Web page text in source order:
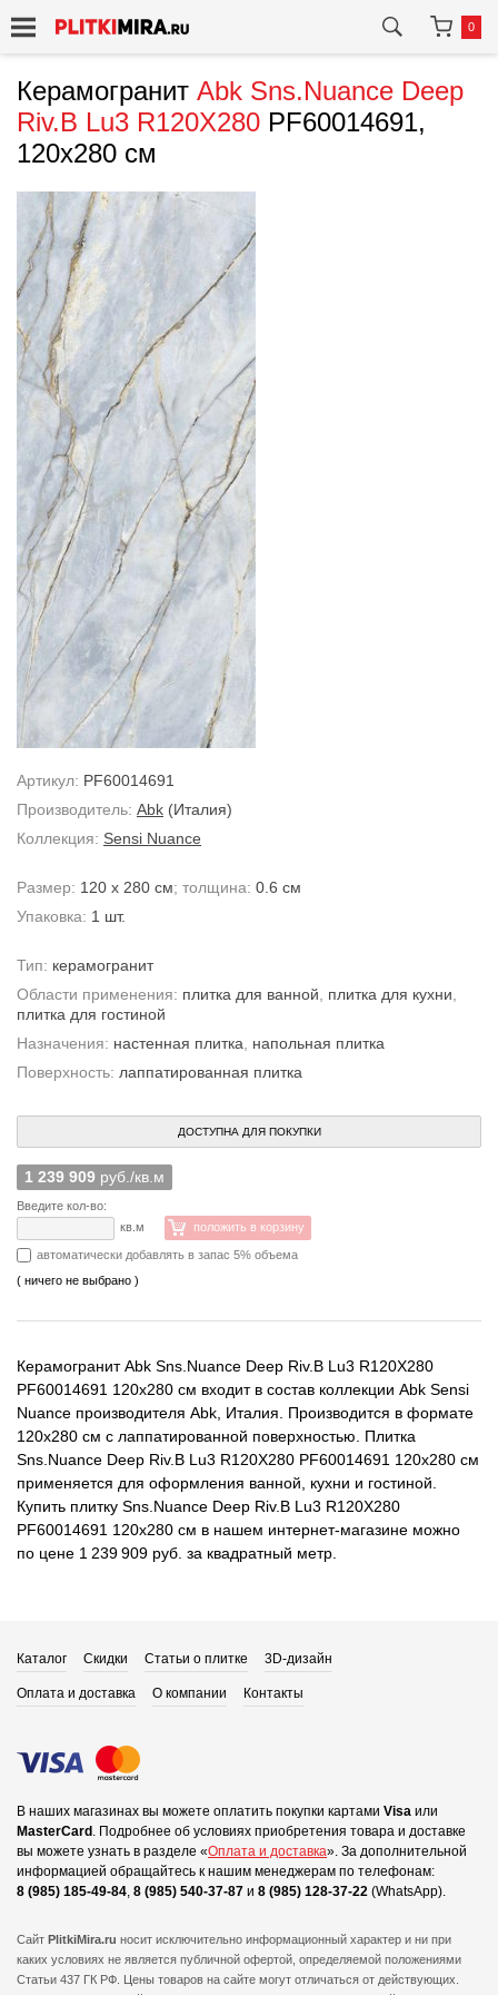
0
Керамогранит Abk Sns.Nuance Deep
Riv.B Lu3 R120X280 PF60014691,
120x280 см
Артикул: PF60014691
Производитель: Abk (Италия)
Коллекция: Sensi Nuance
Размер: 120 x 280 см; толщина: 0.6 см
Упаковка: 1 шт.
Тип: керамогранит
Области применения: плитка для ванной плитка для кухни
плитка для гостиной
Назначения: настенная плитка
напольная плитка
Поверхность: лаппатированная плитка
ДОСТУПНА ДЛЯ ПОКУПКИ
1 239 909 руб./кв.м
Введите кол-во:
кв.м
положить в корзину
автоматически добавлять в запас 5% объема
( ничего не выбрано )
Керамогранит Abk Sns.Nuance Deep Riv.B Lu3 R120X280
PF60014691 120x280 см входит в состав коллекции Abk Sensi
Nuance производителя Abk, Италия. Производится в формате
120x280 см с лаппатированной поверхностью. Плитка
Sns.Nuance Deep Riv.B Lu3 R120X280 PF60014691 120x280 см
применяется для оформления ванной, кухни и гостиной.
Купить плитку Sns.Nuance Deep Riv.B Lu3 R120X280
PF60014691 120x280 см в нашем интернет-магазине можно
по цене 1 239 909 руб. за квадратный метр.
Каталог Скидки Статьи о плитке 3D-дизайн
Оплата и доставка О компании Контакты
В наших магазинах вы можете оплатить покупки картами Visa или
MasterCard . Подробнее об условиях приобретения товара и доставке
вы можете узнать в разделе «Оплата и доставка». За дополнительной
информацией обращайтесь к нашим менеджерам по телефонам:
8 (985) 185-49-84, 8 (985) 540-37-87 и 8 (985) 128-37-22 (WhatsApp).
Сайт PlitkiMira.ru носит исключительно информационный характер и ни при
каких условиях не является публичной офертой, определяемой положениями
Статьи 437 ГК РФ. Цены товаров на сайте могут отличаться от действующих.